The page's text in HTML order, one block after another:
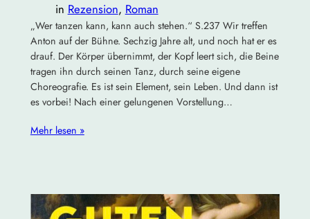
in Rezension, Roman
„Wer tanzen kann, kann auch stehen.“ S.237 Wir treffen
Anton auf der Bühne. Sechzig Jahre alt, und noch hat er es
drauf. Der Körper übernimmt, der Kopf leert sich, die Beine
tragen ihn durch seinen Tanz, durch seine eigene
Choreografie. Es ist sein Element, sein Leben. Und dann ist
es vorbei! Nach einer gelungenen Vorstellung…
Mehr lesen »